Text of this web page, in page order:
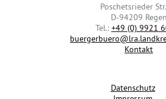
Poschetsrieder
D-94209 Regen
Tel.: +49 (0) 9921
Kontakt
Datenschutz